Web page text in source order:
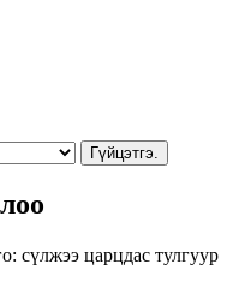
Гүйцэтгэ.
сүлжээ царцдас тулгуур